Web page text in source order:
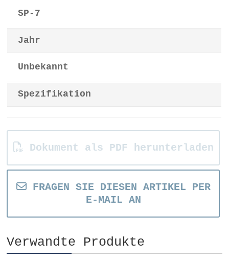
SP-7
Jahr
Unbekannt
Spezifikation
Dokument als PDF herunterladen
FRAGEN SIE DIESEN ARTIKEL PER
E-MAIL AN
Verwandte Produkte